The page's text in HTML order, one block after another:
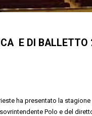
E DI
ha presentato la
sovrintendente Polo e del